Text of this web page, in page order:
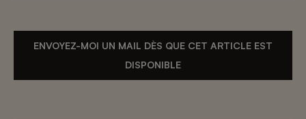
ENVOYEZ-MOI UN MAIL DÈS QUE CET ARTICLE EST
DISPONIBLE